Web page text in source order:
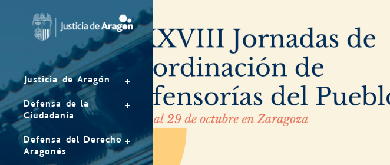
Justicia de Aragón
Defensa de la
Ciudadanía
Defensa del Derecho
Aragonés